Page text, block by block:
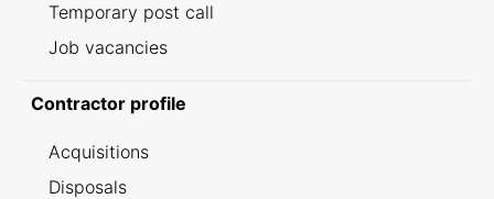
Temporary post call
Job vacancies
Contractor profile
Acquisitions
Disposals